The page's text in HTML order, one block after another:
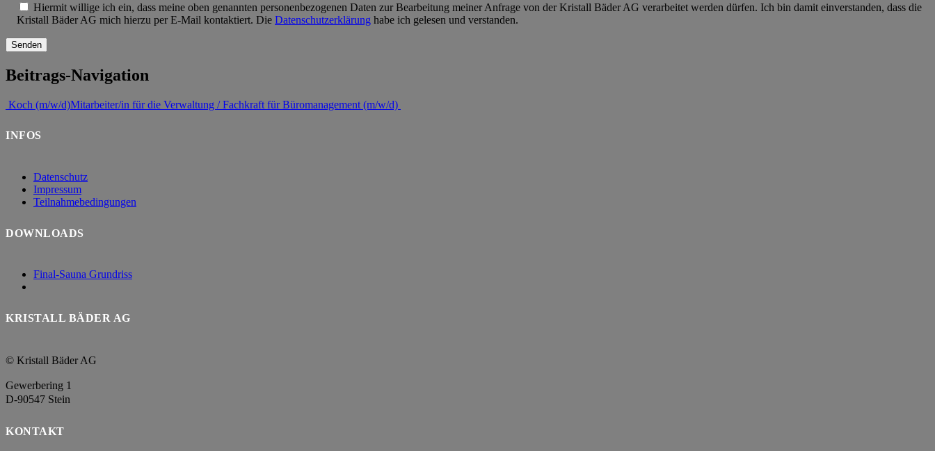
Hiermit willige ich ein, dass meine oben genannten personenbezogenen Daten zur Bearbeitung meiner Anfrage von der Kristall Bäder AG verarbeitet werden dürfen. Ich bin damit einverstanden, dass die
Kristall Bäder AG mich hierzu per E-Mail kontaktiert. Die Datenschutzerklärung habe ich gelesen und verstanden.
Beitrags-Navigation
Koch (m/w/d)Mitarbeiter/in für die Verwaltung / Fachkraft für Büromanagement (m/w/d)
INFOS
Datenschutz
Impressum
Teilnahmebedingungen
DOWNLOADS
Final-Sauna Grundriss
KRISTALL BÄDER AG
© Kristall Bäder AG
Gewerbering 1
D-90547 Stein
KONTAKT